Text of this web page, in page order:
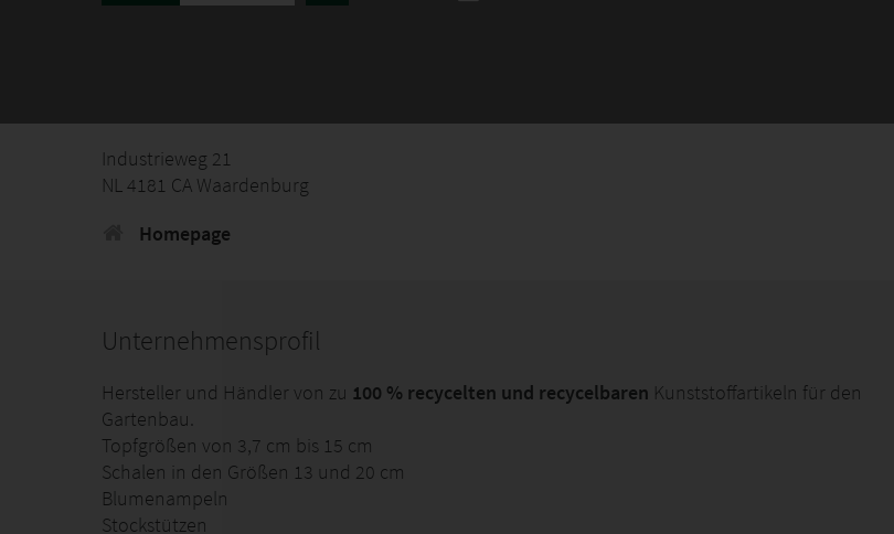
Industrieweg 21
NL 4181 CA Waardenburg
Homepage
Unternehmensprofil
Hersteller und Händler von zu 100 % recycelten und recycelbaren Kunststoffartikeln für den
Gartenbau.
Topfgrößen von 3,7 cm bis 15 cm
Schalen in den Größen 13 und 20 cm
Blumenampeln
Stockstützen